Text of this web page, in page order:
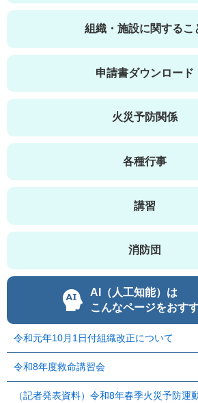
組織・施設に関するこ
申請書ダウンロード
火災予防関係
各種行事
講習
消防団
AI（人工知能）は
こんなページをおす
令和元年10月1日付組織改正について
令和8年度救命講習会
（記者発表資料）令和8年春季火災予防運